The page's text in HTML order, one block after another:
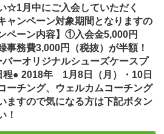
☆1月中にご入会していただく
ャンペーン対象期間となりますの
ペーン内容】①入会金5,000円
事務費3,000円（税抜）が半額！
ーオリジナルシューズケースプ
程● 2018年 1月8日（月）・10日
ーチング、ウェルカムコーチング
ますので気になる方は下記ボタン
！